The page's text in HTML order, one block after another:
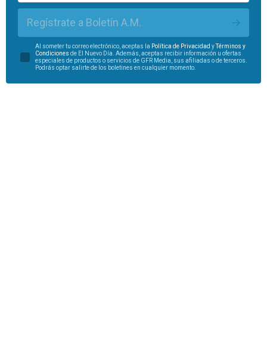
Regístrate a Boletín A.M.
Al someter tu correo electrónico, aceptas la Política de Privacidad yTérminos y
Condiciones de El Nuevo Día. Además, aceptas recibir información u ofertas
especiales de productos o servicios de GFR Media, sus afiliadas o de terceros.
Podrás optar salirte de los boletines en cualquier momento.